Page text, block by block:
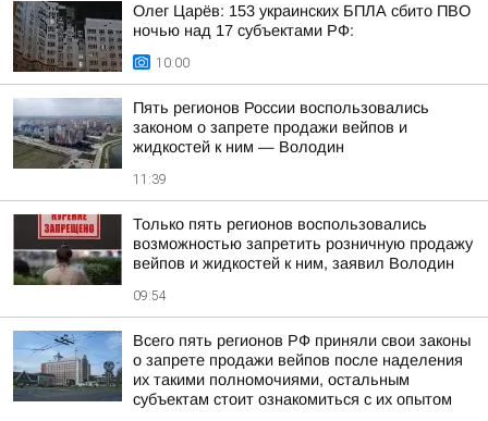
Олег Царёв: 153 украинских БПЛА сбито ПВО
ночью над 17 субъектами РФ:
10:00
Пять регионов России воспользовались
законом о запрете продажи вейпов и
жидкостей к ним — Володин
11:39
Только пять регионов воспользовались
возможностью запретить розничную продажу
вейпов и жидкостей к ним, заявил Володин
09:54
Всего пять регионов РФ приняли свои законы
о запрете продажи вейпов после наделения
их такими полномочиями, остальным
субъектам стоит ознакомиться с их опытом